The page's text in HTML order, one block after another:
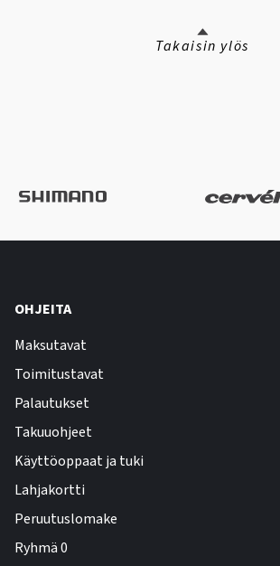
Takaisin ylös
OHJEITA
Maksutavat
Toimitustavat
Palautukset
Takuuohjeet
Käyttöoppaat ja tuki
Lahjakortti
Peruutuslomake
Ryhmä 0